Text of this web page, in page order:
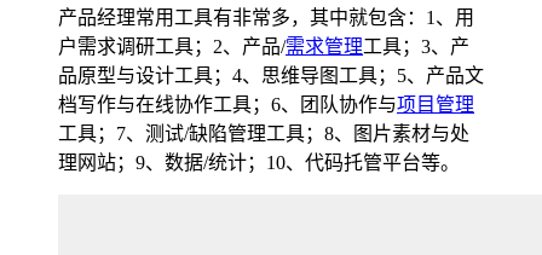
产品经理常用工具有非常多，其中就包含：1、用
户需求调研工具；2、产品/需求管理工具；3、产
品原型与设计工具；4、思维导图工具；5、产品文
档写作与在线协作工具；6、团队协作与项目管理
工具；7、测试/缺陷管理工具；8、图片素材与处
理网站；9、数据/统计；10、代码托管平台等。